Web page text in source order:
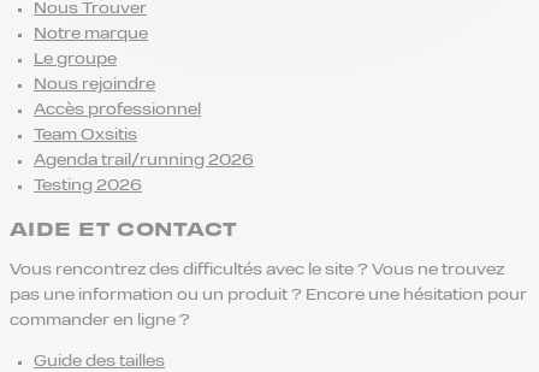
Nous Trouver
Notre marque
Le groupe
Nous rejoindre
Accès professionnel
Team Oxsitis
Agenda trail/running 2026
Testing 2026
AIDE ET CONTACT
Vous rencontrez des difficultés avec le site ? Vous ne trouvez
pas une information ou un produit ? Encore une hésitation pour
commander en ligne ?
Guide des tailles